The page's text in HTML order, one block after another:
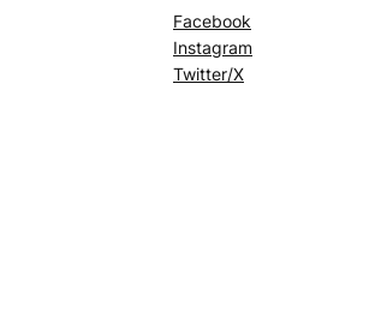
Facebook
Instagram
Twitter/X